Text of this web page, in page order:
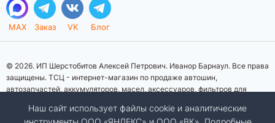
MAX Заказ VK Блог
© 2026. ИП Шерстобитов Алексей Петрович. Иванор Барнаул. Все права
защищены. ТСЦ - интернет-магазин по продаже автошин,
автозапчастей, аккумуляторов, масел, аксессуаров, фильтров для
информационный характер. Представленная информация о товарах, их
Наш сайт использует файлы cookie и аналитические